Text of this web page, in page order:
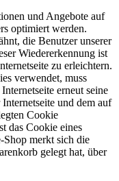
und Angebote auf
optimiert werden.
die Benutzer unserer
Wiedererkennung ist
zu erleichtern.
verwendet, muss
erneut seine
und dem auf
Cookie
das Cookie eines
merkt sich die
gelegt hat, über